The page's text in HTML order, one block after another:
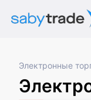
Электронные
Электронный